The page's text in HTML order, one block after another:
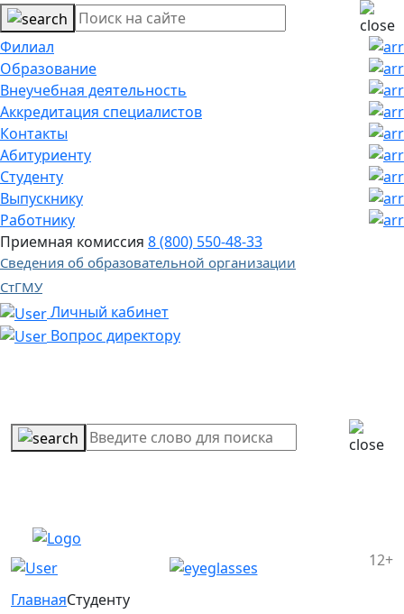
Филиал
Образование
Внеучебная деятельность
Аккредитация специалистов
Контакты
Абитуриенту
Студенту
Выпускнику
Работнику
Приемная комиссия 8 (800) 550-48-33
Сведения об образовательной организации
СтГМУ
Личный кабинет
Вопрос директору
12+
ГлавнаяСтуденту